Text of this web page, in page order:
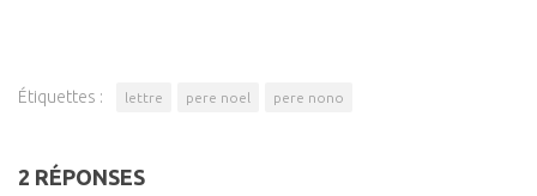
Étiquettes : lettre pere noel pere nono
2 RÉPONSES